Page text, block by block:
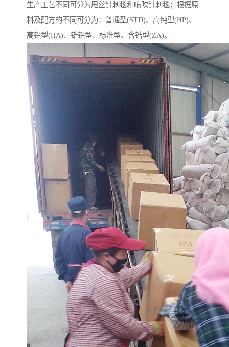
生产工艺不同可分为甩丝针刺毯和喷吹针刺毯；根据原
料及配方的不同可分为：普通型(STD)、高纯型(HP)、
高铝型(HA)、锆铝型、标准型、含锆型(ZA)。